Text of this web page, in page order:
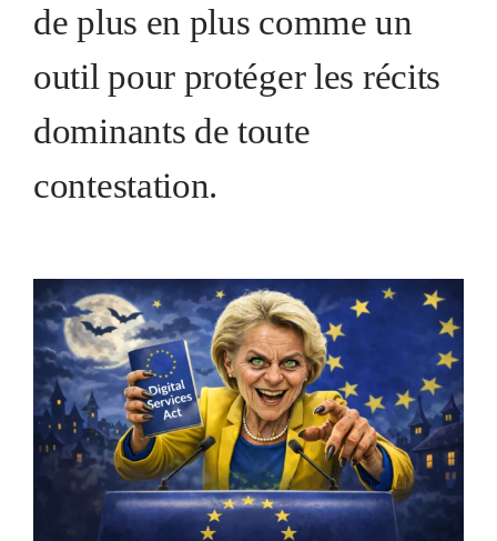
de plus en plus comme un
outil pour protéger les récits
dominants de toute
contestation.